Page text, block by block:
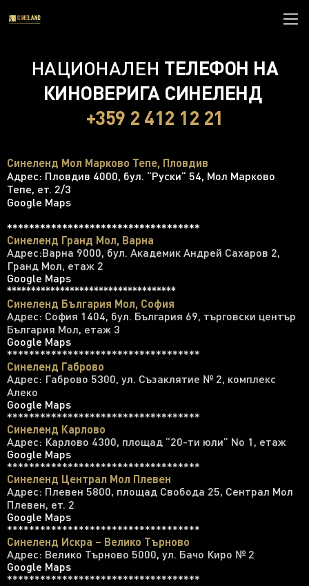
НАЦИОНАЛЕН ТЕЛЕФОН НА
КИНОВЕРИГА СИНЕЛЕНД
+359 2 412 12 21
Синеленд Мол Марково Тепе, Пловдив
Адрес: Пловдив 4000, бул. “Руски“ 54, Мол Марково
Тепе, ет. 2/3
Google Maps
***********************************
Синеленд Гранд Мол, Варна
Адрес:Варна 9000, бул. Академик Андрей Сахаров 2,
Гранд Мол, етаж 2
Google Maps
***********************************
Синеленд България Мол, София
Адрес: София 1404, бул. България 69, търговски център
България Мол, етаж 3
Google Maps
***********************************
Синеленд Габрово
Адрес: Габрово 5300, ул. Съзаклятие № 2, комплекс
Алеко
Google Maps
***********************************
Синеленд Карлово
Адрес: Карлово 4300, площад “20-ти юли” No 1, етаж
Google Maps
***********************************
Синеленд Централ Мол Плевен
Адрес: Плевен 5800, площад Свобода 25, Сентрал Мол
Плевен, ет. 2
Google Maps
***********************************
Синеленд Искра – Велико Търново
Адрес: Велико Търново 5000, ул. Бачо Киро № 2
Google Maps
***********************************